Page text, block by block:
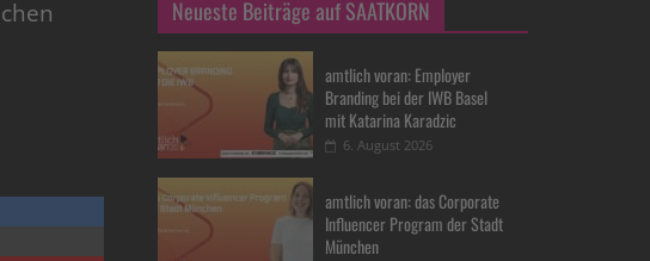
Neueste Beiträge auf SAATKORN
amtlich voran: Employer
Branding bei der IWB Basel
mit Katarina Karadzic
6. August 2026
amtlich voran: das Corporate
Influencer Program der Stadt
München